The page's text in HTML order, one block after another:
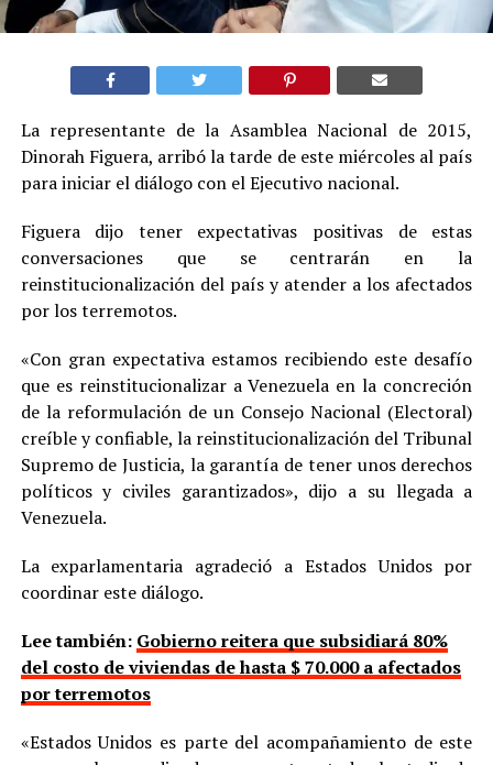
La representante de la Asamblea Nacional de 2015,
Dinorah Figuera, arribó la tarde de este miércoles al país
para iniciar el diálogo con el Ejecutivo nacional.
Figuera dijo tener expectativas positivas de estas
conversaciones que se centrarán en la
reinstitucionalización del país y atender a los afectados
por los terremotos.
«Con gran expectativa estamos recibiendo este desafío
que es reinstitucionalizar a Venezuela en la concreción
de la reformulación de un Consejo Nacional (Electoral)
creíble y confiable, la reinstitucionalización del Tribunal
Supremo de Justicia, la garantía de tener unos derechos
políticos y civiles garantizados», dijo a su llegada a
Venezuela.
La exparlamentaria agradeció a Estados Unidos por
coordinar este diálogo.
Lee también: Gobierno reitera que subsidiará 80%
del costo de viviendas de hasta $ 70.000 a afectados
por terremotos
«Estados Unidos es parte del acompañamiento de este